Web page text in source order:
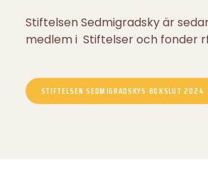
Stiftelsen Sedmigradsky är
medlem i Stiftelser och fonder
STIFTELSEN SEDMIGRADSKYS BOKSLUT 2024